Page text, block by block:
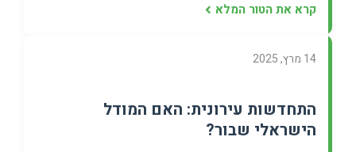
קרא את הטור המלא
14 מרץ, 2025
התחדשות עירונית: האם המודל
הישראלי שבור?